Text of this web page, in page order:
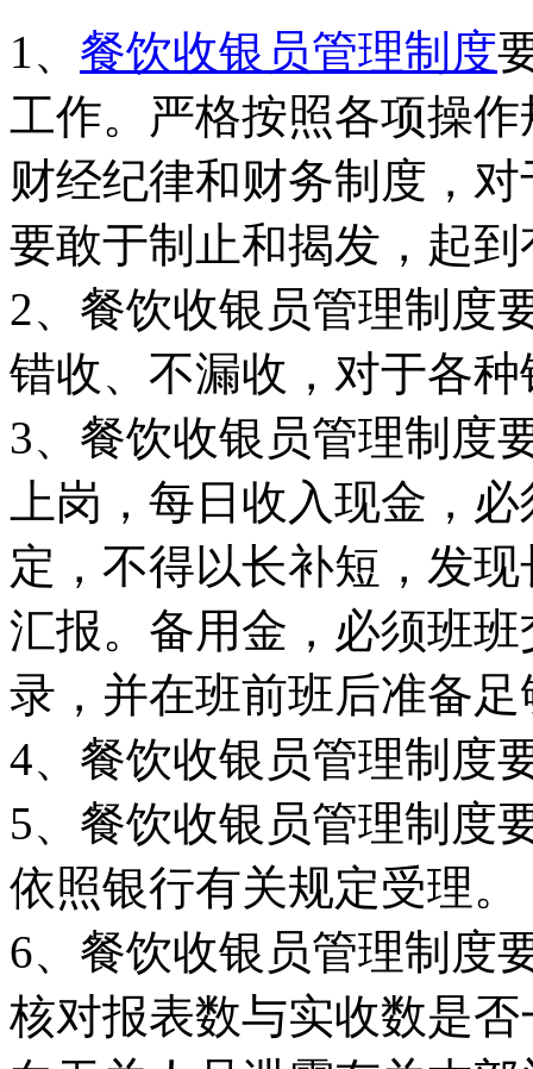
1、 餐饮收银员管理制度
工作。严格按照各项操
财经纪律和财务制度，
要敢于制止和揭发，起
2、餐饮收银员管理制度
错收、不漏收，对于各
3、餐饮收银员管理制度
上岗，每日收入现金，
定，不得以长补短，发
汇报。备用金，必须班
录，并在班前班后准备
4、餐饮收银员管理制度
5、餐饮收银员管理制度
依照银行有关规定受理。
6、餐饮收银员管理制度
核对报表数与实收数是